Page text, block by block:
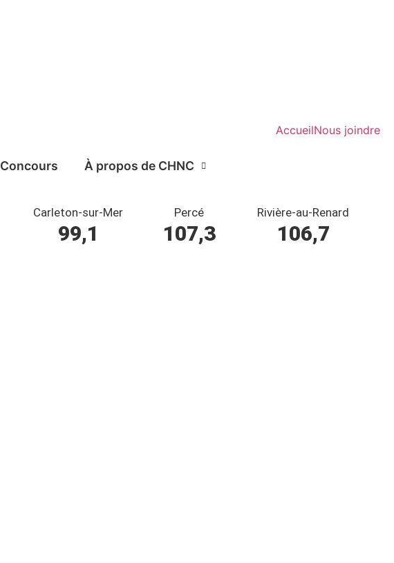
AccueilNous joindre
Concours À propos de CHNC
Carleton-sur-Mer
99,1
Percé
107,3
Rivière-au-Renard
106,7